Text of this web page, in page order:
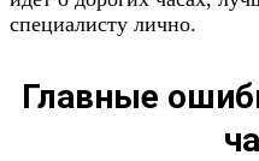
специалисту лично.
Главные